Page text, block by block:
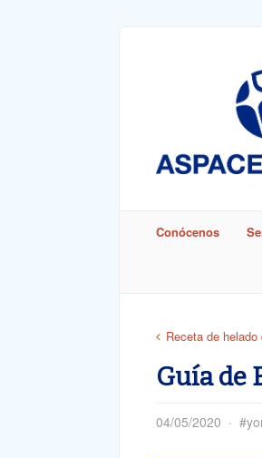
Conócenos
Receta de
Guía de
04/05/2020